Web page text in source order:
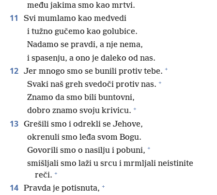
među jakima smo kao mrtvi.
11
Svi mumlamo kao medvedi
i tužno gučemo kao golubice.
Nadamo se pravdi, a nje nema,
i spasenju, a ono je daleko od nas.
12 Jer mnogo smo se bunili protiv tebe. +
Svaki naš greh svedoči protiv nas. +
Znamo da smo bili buntovni,
dobro znamo svoju krivicu. +
13 Grešili smo i odrekli se Jehove,
okrenuli smo leđa svom Bogu.
Govorili smo o nasilju i pobuni, +
smišljali smo laži u srcu i mrmljali neistinite
reči. +
14 Pravda je potisnuta, +